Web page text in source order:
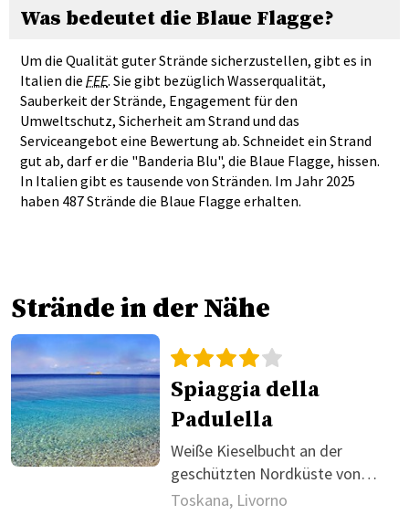
Was bedeutet die Blaue Flagge?
Um die Qualität guter Strände sicherzustellen, gibt es in
Italien die FEE. Sie gibt bezüglich Wasserqualität,
Sauberkeit der Strände, Engagement für den
Umweltschutz, Sicherheit am Strand und das
Serviceangebot eine Bewertung ab. Schneidet ein Strand
gut ab, darf er die "Banderia Blu", die Blaue Flagge, hissen.
In Italien gibt es tausende von Stränden. Im Jahr 2025
haben 487 Strände die Blaue Flagge erhalten.
Strände in der Nähe
Spiaggia della
Padulella
Weiße Kieselbucht an der
geschützten Nordküste von
Elba
Toskana, Livorno